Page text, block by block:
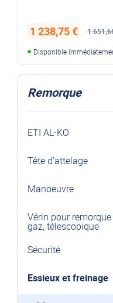
1
1 238,75 €
Disponible
Remorque
ETI AL-KO
Tête d'attelage
Manoeuvre
Vérin pour
gaz, télescopique
Sécurité
Essieux et freinage